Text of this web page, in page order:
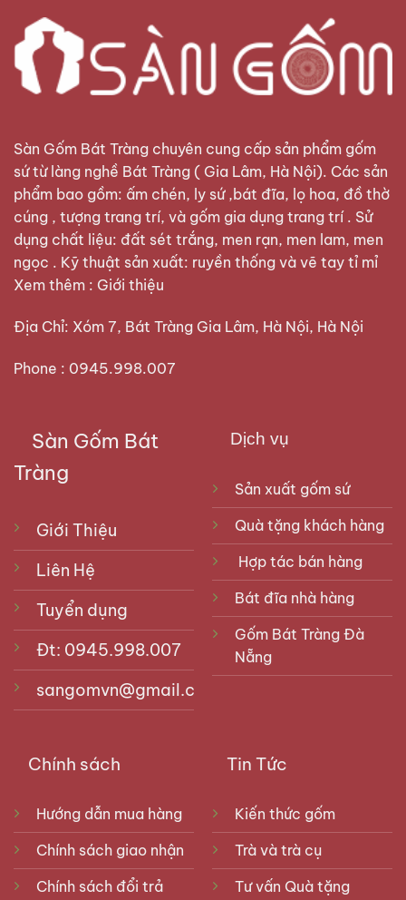
Sàn Gốm Bát Tràng chuyên cung cấp sản phẩm gốm
sứ từ làng nghề Bát Tràng ( Gia Lâm, Hà Nội). Các sản
phẩm bao gồm: ấm chén, ly sứ ,bát đĩa, lọ hoa, đồ thờ
cúng , tượng trang trí, và gốm gia dụng trang trí . Sử
dụng chất liệu: đất sét trắng, men rạn, men lam, men
ngọc . Kỹ thuật sản xuất: ruyền thống và vẽ tay tỉ mỉ
Xem thêm : Giới thiệu
Địa Chỉ: Xóm 7, Bát Tràng Gia Lâm, Hà Nội, Hà Nội
Phone : 0945.998.007
Sàn Gốm Bát
Tràng
Giới Thiệu
Liên Hệ
Tuyển dụng
Đt: 0945.998.007
sangomvn@gmail.com
Dịch vụ
Sản xuất gốm sứ
Quà tặng khách hàng
Hợp tác bán hàng
Bát đĩa nhà hàng
Gốm Bát Tràng Đà
Nẵng
Chính sách
Hướng dẫn mua hàng
Chính sách giao nhận
Chính sách đổi trả
Tin Tức
Kiến thức gốm
Trà và trà cụ
Tư vấn Quà tặng